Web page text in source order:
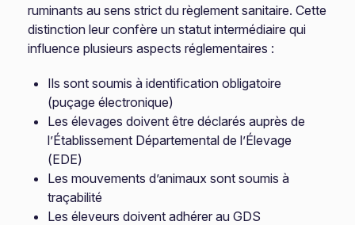
ruminants au sens strict du règlement sanitaire. Cette
distinction leur confère un statut intermédiaire qui
influence plusieurs aspects réglementaires :
Ils sont soumis à identification obligatoire
(puçage électronique)
Les élevages doivent être déclarés auprès de
l’Établissement Départemental de l’Élevage
(EDE)
Les mouvements d’animaux sont soumis à
traçabilité
Les éleveurs doivent adhérer au GDS